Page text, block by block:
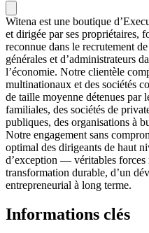
Witena est une boutique
et dirigée par ses propriétaires,
reconnue dans le recrutement
générales et d’administrateurs
l’économie. Notre clientèle
multinationaux et des sociétés
de taille moyenne détenues par
familiales, des sociétés de
publiques, des organisations à
Notre engagement sans
optimal des dirigeants de haut
d’exception — véritables forces
transformation durable, d’un
entrepreneurial à long terme.
Informations clés